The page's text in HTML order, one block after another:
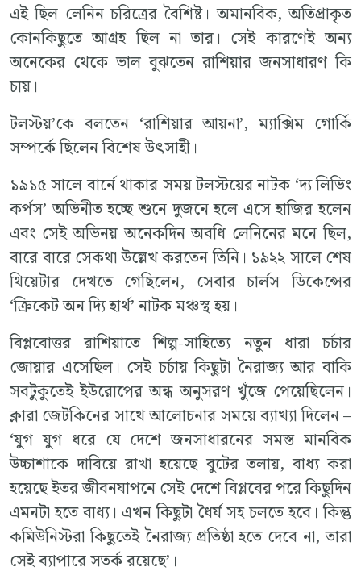
এই ছিল লেনিন চরিত্রের বৈশিষ্ট। অমানবিক, অতিপ্রাকৃত
কোনকিছুতে আগ্রহ ছিল না তার। সেই কারণেই অন্য
অনেকের থেকে ভাল বুঝতেন রাশিয়ার জনসাধারণ কি
চায়।
টলস্টয়’কে বলতেন ‘রাশিয়ার আয়না’, ম্যাক্সিম গোর্কি
সম্পর্কে ছিলেন বিশেষ উৎসাহী।
১৯১৫ সালে বার্নে থাকার সময় টলস্টয়ের নাটক ‘দ্য লিভিং
কর্পস’ অভিনীত হচ্ছে শুনে দুজনে হলে এসে হাজির হলেন
এবং সেই অভিনয় অনেকদিন অবধি লেনিনের মনে ছিল,
বারে বারে সেকথা উল্লেখ করতেন তিনি। ১৯২২ সালে শেষ
থিয়েটার দেখতে গেছিলেন, সেবার চার্লস ডিকেন্সের
‘ক্রিকেট অন দ্যি হার্থ’ নাটক মঞ্চস্থ হয়।
বিপ্লবোত্তর রাশিয়াতে শিল্প-সাহিত্যে নতুন ধারা চর্চার
জোয়ার এসেছিল। সেই চর্চায় কিছুটা নৈরাজ্য আর বাকি
সবটুকুতেই ইউরোপের অন্ধ অনুসরণ খুঁজে পেয়েছিলেন।
ক্লারা জেটকিনের সাথে আলোচনার সময়ে ব্যাখ্যা দিলেন –
‘যুগ যুগ ধরে যে দেশে জনসাধারনের সমস্ত মানবিক
উচ্চাশাকে দাবিয়ে রাখা হয়েছে বুটের তলায়, বাধ্য করা
হয়েছে ইতর জীবনযাপনে সেই দেশে বিপ্লবের পরে কিছুদিন
এমনটা হতে বাধ্য। এখন কিছুটা ধৈর্য সহ চলতে হবে। কিন্তু
কমিউনিস্টরা কিছুতেই নৈরাজ্য প্রতিষ্ঠা হতে দেবে না, তারা
সেই ব্যাপারে সতর্ক রয়েছে’।